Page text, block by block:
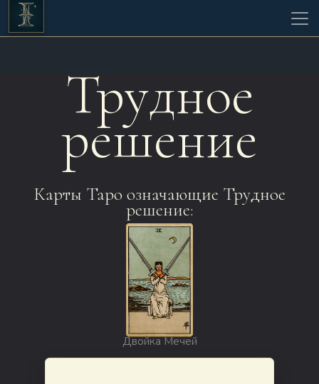
Трудное
решение
Карты Таро означающие Трудное
решение:
Двойка Мечей